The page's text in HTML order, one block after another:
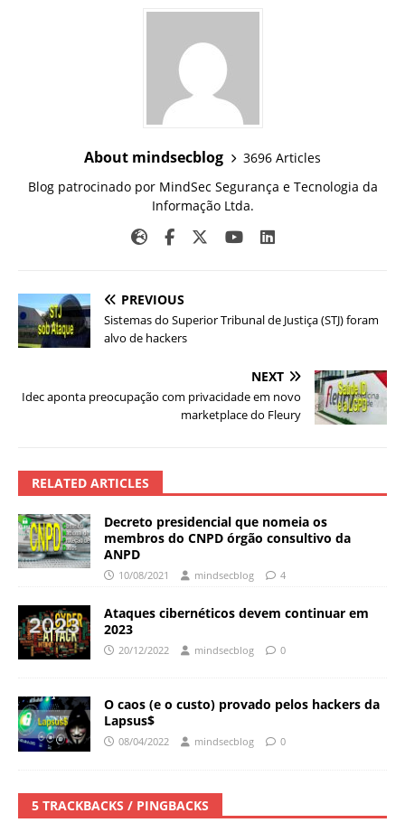
About mindsecblog
3696 Articles
Blog patrocinado por MindSec Segurança e Tecnologia da
Informação Ltda.
PREVIOUS
Sistemas do Superior Tribunal de Justiça (STJ) foram
alvo de hackers
NEXT
Idec aponta preocupação com privacidade em novo
marketplace do Fleury
RELATED ARTICLES
Decreto presidencial que nomeia os
membros do CNPD órgão consultivo da
ANPD
10/08/2021 mindsecblog 4
Ataques cibernéticos devem continuar em
2023
20/12/2022 mindsecblog 0
O caos (e o custo) provado pelos hackers da
Lapsus$
08/04/2022 mindsecblog 0
5 TRACKBACKS / PINGBACKS